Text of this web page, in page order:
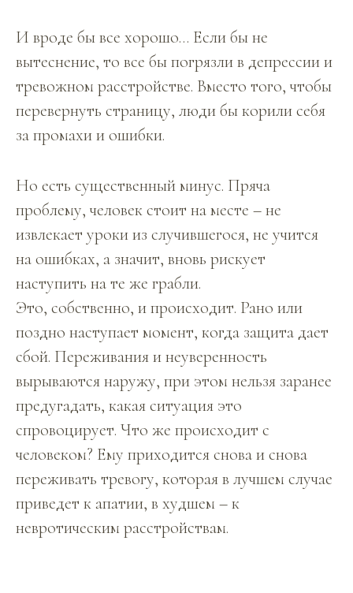
И вроде бы все хорошо… Если бы не
вытеснение, то все бы погрязли в депрессии и
тревожном расстройстве. Вместо того, чтобы
перевернуть страницу, люди бы корили себя
за промахи и ошибки.
Но есть существенный минус. Пряча
проблему, человек стоит на месте – не
извлекает уроки из случившегося, не учится
на ошибках, а значит, вновь рискует
наступить на те же грабли.
Это, собственно, и происходит. Рано или
поздно наступает момент, когда защита дает
сбой. Переживания и неуверенность
вырываются наружу, при этом нельзя заранее
предугадать, какая ситуация это
спровоцирует. Что же происходит с
человеком? Ему приходится снова и снова
переживать тревогу, которая в лучшем случае
приведет к апатии, в худшем – к
невротическим расстройствам.